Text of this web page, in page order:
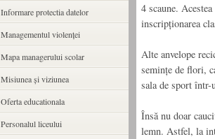
4 scaune.
inscripționarea
Alte anvelope
semințe de flori,
sala de sport
Însă nu doar
lemn. Astfel, la
Informare protectia datelor
Managementul violenței
Mapa managerului scolar
Misiunea şi viziunea
Oferta educationala
Personalul liceului